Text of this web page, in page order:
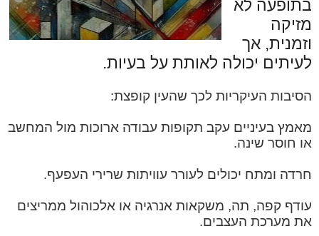
בתופעה לא
מזיקה
וזמנית, אך
לעיתים יכולה לאותת על בעיות.
הסיבות העיקריות לכך שהעין קופצת:
מאמץ בעיניים עקב תקופות עבודה ארוכות מול המחשב
או חוסר שינה.
חרדה ומתח יכולים לעורר עוויתות שרירי העפעף.
עודף קפה, תה, משקאות אנרגיה או אלכוהול ממריצים
את מערכת העצבים.